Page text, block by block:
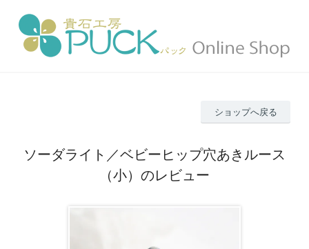
ショップへ戻る
ソーダライト／ベビーヒップ穴あきルース
（小）のレビュー